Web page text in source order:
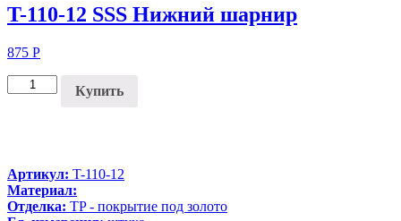
T-110-12 SSS Нижний шарнир
875 Р
Купить
Артикул: T-110-12
Материал:
Отделка: TP - покрытие под золото